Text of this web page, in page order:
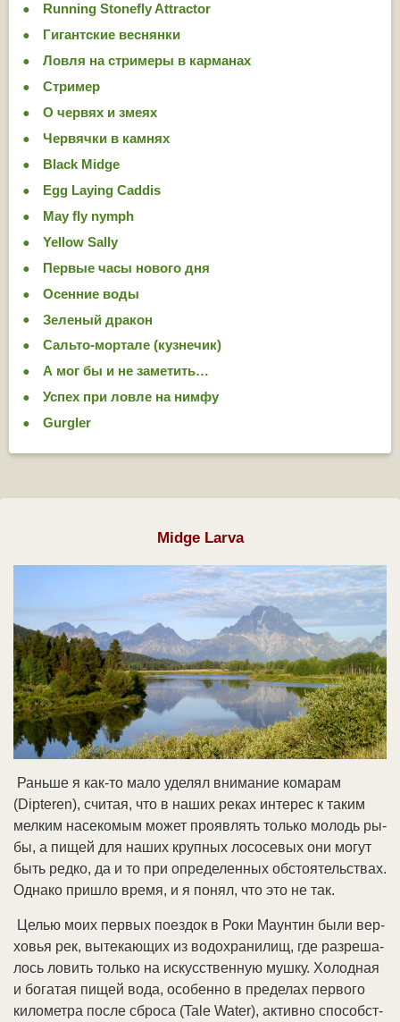
Running Stonefly Attractor
Гигантские веснянки
Ловля на стримеры в карманах
Стример
О червях и змеях
Червячки в камнях
Black Midge
Egg Laying Caddis
May fly nymph
Yellow Sally
Первые часы нового дня
Осенние воды
Зеленый дракон
Сальто-мортале (кузнечик)
А мог бы и не заметить…
Успех при ловле на нимфу
Gurgler
Midge Larva
Рань­ше я как-то ма­ло уде­лял вни­ма­ние ко­ма­рам
(Dipteren), счи­тая, что в на­ших ре­ках ин­те­рес к та­ким
мел­ким на­се­ко­мым мо­жет про­яв­лять толь­ко мо­лодь ры­
бы, а пи­щей для на­ших круп­ных ло­со­се­вых они мо­гут
быть ред­ко, да и то при оп­ре­де­лен­ных об­стоя­тель­ст­вах.
Од­на­ко при­шло вре­мя, и я по­нял, что это не так.
Це­лью мо­их пер­вых по­ез­док в Ро­ки Ма­ун­тин бы­ли вер­
хо­вья рек, вы­те­каю­щих из во­до­хра­ни­лищ, где раз­ре­ша­
лось ло­вить толь­ко на ис­кус­ст­вен­ную муш­ку. Хо­лод­ная
и бо­га­тая пи­щей во­да, осо­бен­но в пре­де­лах пер­во­го
ки­ло­мет­ра по­сле сбро­са (Tale Water), ак­тив­но спо­соб­ст­